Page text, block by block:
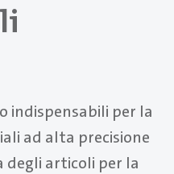
indispensabili per la
ad alta precisione
degli articoli per la